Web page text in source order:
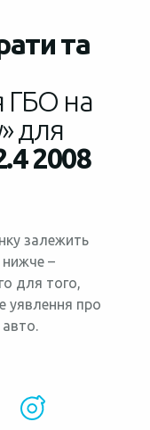
та
ГБО на
для
2008
залежить
нижче –
для того,
уявлення про